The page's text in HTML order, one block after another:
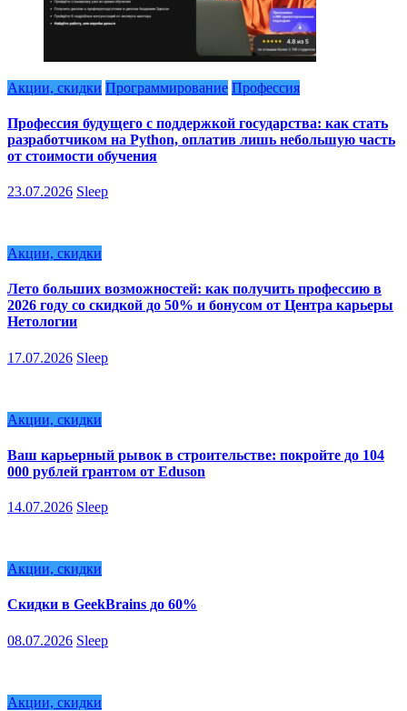
Акции, скидки Программирование Профессия
Профессия будущего с поддержкой государства: как стать
разработчиком на Python, оплатив лишь небольшую часть
от стоимости обучения
23.07.2026 Sleep
Акции, скидки
Лето больших возможностей: как получить профессию в
2026 году со скидкой до 50% и бонусом от Центра карьеры
Нетологии
17.07.2026 Sleep
Акции, скидки
Ваш карьерный рывок в строительстве: покройте до 104
000 рублей грантом от Eduson
14.07.2026 Sleep
Акции, скидки
Скидки в GeekBrains до 60%
08.07.2026 Sleep
Акции, скидки